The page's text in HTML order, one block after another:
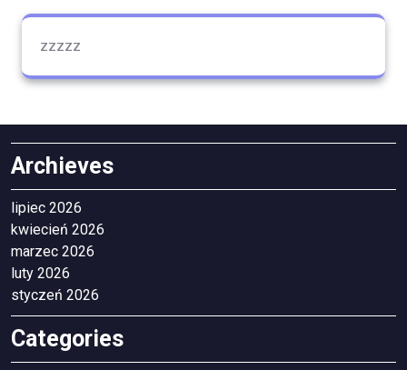
zzzzz
Archieves
lipiec 2026
kwiecień 2026
marzec 2026
luty 2026
styczeń 2026
Categories